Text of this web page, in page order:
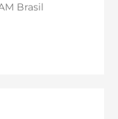
Brasil